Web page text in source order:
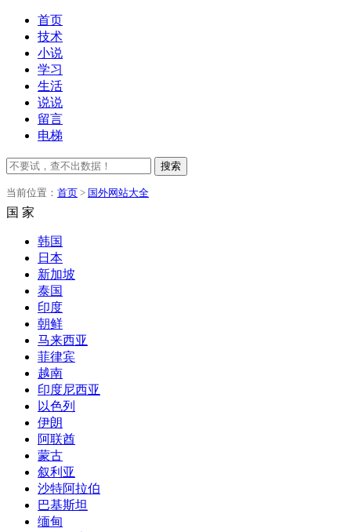
首页
技术
小说
学习
生活
说说
留言
电梯
搜索
当前位置： 首页 > 国外网站大全
国 家
韩国
日本
新加坡
泰国
印度
朝鲜
马来西亚
菲律宾
越南
印度尼西亚
以色列
伊朗
阿联酋
蒙古
叙利亚
沙特阿拉伯
巴基斯坦
缅甸